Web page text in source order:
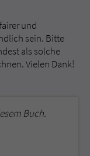
und
sein. Bitte
als solche
Vielen Dank!
Buch.